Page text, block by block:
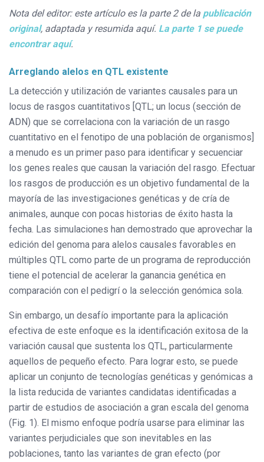
Nota del editor: este artículo es la parte 2 de la publicación
original, adaptada y resumida aquí. La parte 1 se puede
encontrar aquí.
Arreglando alelos en QTL existente
La detección y utilización de variantes causales para un
locus de rasgos cuantitativos [QTL; un locus (sección de
ADN) que se correlaciona con la variación de un rasgo
cuantitativo en el fenotipo de una población de organismos]
a menudo es un primer paso para identificar y secuenciar
los genes reales que causan la variación del rasgo. Efectuar
los rasgos de producción es un objetivo fundamental de la
mayoría de las investigaciones genéticas y de cría de
animales, aunque con pocas historias de éxito hasta la
fecha. Las simulaciones han demostrado que aprovechar la
edición del genoma para alelos causales favorables en
múltiples QTL como parte de un programa de reproducción
tiene el potencial de acelerar la ganancia genética en
comparación con el pedigrí o la selección genómica sola.
Sin embargo, un desafío importante para la aplicación
efectiva de este enfoque es la identificación exitosa de la
variación causal que sustenta los QTL, particularmente
aquellos de pequeño efecto. Para lograr esto, se puede
aplicar un conjunto de tecnologías genéticas y genómicas a
la lista reducida de variantes candidatas identificadas a
partir de estudios de asociación a gran escala del genoma
(Fig. 1). El mismo enfoque podría usarse para eliminar las
variantes perjudiciales que son inevitables en las
poblaciones, tanto las variantes de gran efecto (por